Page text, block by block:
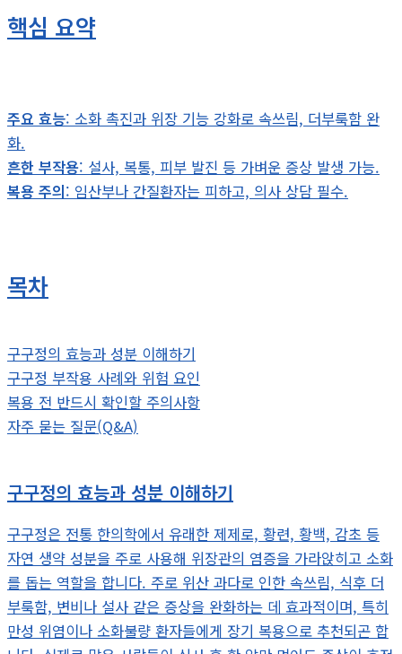
핵심 요약
주요 효능: 소화 촉진과 위장 기능 강화로 속쓰림, 더부룩함 완
화.
흔한 부작용: 설사, 복통, 피부 발진 등 가벼운 증상 발생 가능.
복용 주의: 임산부나 간질환자는 피하고, 의사 상담 필수.
목차
구구정의 효능과 성분 이해하기
구구정 부작용 사례와 위험 요인
복용 전 반드시 확인할 주의사항
자주 묻는 질문(Q&A)
구구정의 효능과 성분 이해하기
구구정은 전통 한의학에서 유래한 제제로, 황련, 황백, 감초 등
자연 생약 성분을 주로 사용해 위장관의 염증을 가라앉히고 소화
를 돕는 역할을 합니다. 주로 위산 과다로 인한 속쓰림, 식후 더
부룩함, 변비나 설사 같은 증상을 완화하는 데 효과적이며, 특히
만성 위염이나 소화불량 환자들에게 장기 복용으로 추천되곤 합